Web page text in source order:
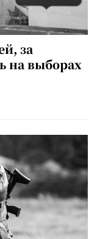
за
на выборах